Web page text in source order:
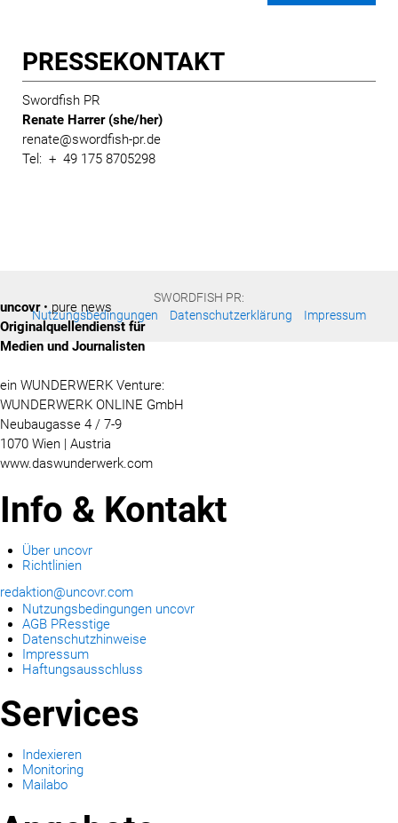
PRESSE­KONTAKT
Swordfish PR
Renate Harrer (she/her)
renate@swordfish-pr.de
Tel: + 49 175 8705298
SWORDFISH PR:
Nutzungsbedingungen
Datenschutzerklärung Impressum
uncovr• pure news
Originalquellendienst für
Medien und Journalisten
ein WUNDERWERK Venture:
WUNDERWERK ONLINE GmbH
Neubaugasse 4 / 7-9
1070 Wien | Austria
www.daswunderwerk.com
Info & Kontakt
Über uncovr
Richtlinien
redaktion@uncovr.com
Nutzungsbedingungen uncovr
AGB PResstige
Datenschutzhinweise
Impressum
Haftungsausschluss
Services
Indexieren
Monitoring
Mailabo